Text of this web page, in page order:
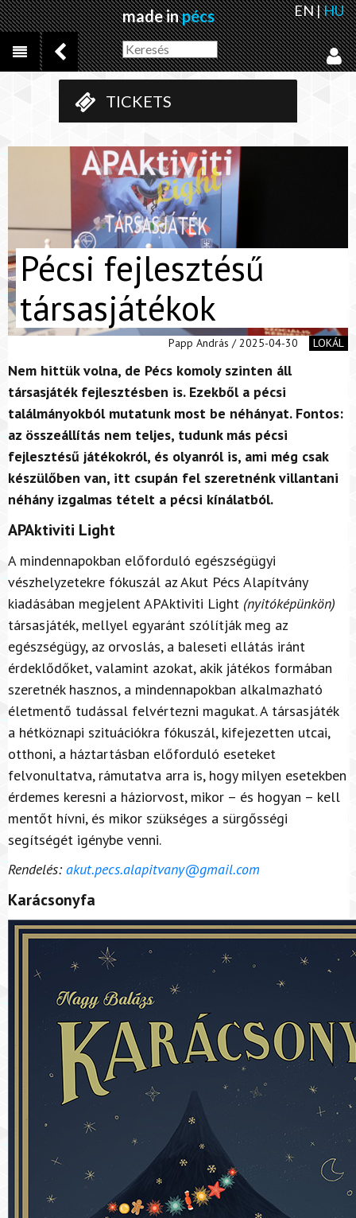
made inpécs EN|HU
TICKETS
Pécsi fejlesztésű
társasjátékok
Papp András / 2025-04-30 LOKÁL
Nem hittük volna, de Pécs komoly szinten áll
társasjáték fejlesztésben is. Ezekből a pécsi
találmányokból mutatunk most be néhányat. Fontos:
az összeállítás nem teljes, tudunk más pécsi
fejlesztésű játékokról, és olyanról is, ami még csak
készülőben van, itt csupán fel szeretnénk villantani
néhány izgalmas tételt a pécsi kínálatból.
APAktiviti Light
A mindennapokban előforduló egészségügyi
vészhelyzetekre fókuszál az Akut Pécs Alapítvány
kiadásában megjelent APAktiviti Light (nyitóképünkön)
társasjáték, mellyel egyaránt szólítják meg az
egészségügy, az orvoslás, a baleseti ellátás iránt
érdeklődőket, valamint azokat, akik játékos formában
szeretnék hasznos, a mindennapokban alkalmazható
életmentő tudással felvértezni magukat. A társasjáték
a hétköznapi szituációkra fókuszál, kifejezetten utcai,
otthoni, a háztartásban előforduló eseteket
felvonultatva, rámutatva arra is, hogy milyen esetekben
érdemes keresni a háziorvost, mikor – és hogyan – kell
mentőt hívni, és mikor szükséges a sürgősségi
segítségét igénybe venni.
Rendelés: akut.pecs.alapitvany@gmail.com
Karácsonyfa